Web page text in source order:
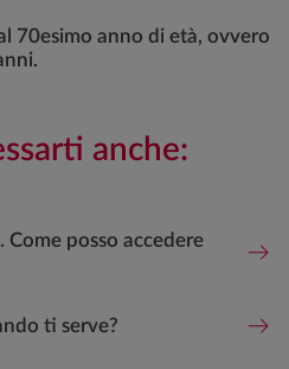
70esimo anno di età, ovvero
anche:
posso accedere
ti serve?